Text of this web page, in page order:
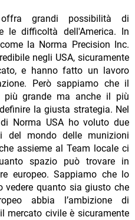
grandi possibilità di
le difficoltà dell'America. In
la Norma Precision Inc.
negli USA, sicuramente
e hanno fatto un lavoro
Però sappiamo che il
più grande ma anche il più
la giusta strategia. Nel
Norma USA ho voluto due
del mondo delle munizioni
assieme al Team locale ci
spazio può trovare in
europeo. Sappiamo che lo
vedere quanto sia giusto che
abbia l’ambizione di
mercato civile è sicuramente